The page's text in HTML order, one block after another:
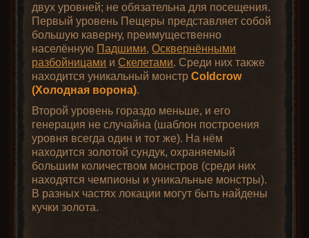
двух уровней; не обязательна для посещения.
Первый уровень Пещеры представляет собой
большую каверну, преимущественно
населённую Падшими,Осквернёнными
разбойницами иСкелетами. Среди них также
находится уникальный монстрColdcrow
(Холодная ворона).
Второй уровень гораздо меньше, и его
генерация не случайна (шаблон построения
уровня всегда один и тот же). На нём
находится золотой сундук, охраняемый
большим количеством монстров (среди них
находятся чемпионы и уникальные монстры).
В разных частях локации могут быть найдены
кучки золота.